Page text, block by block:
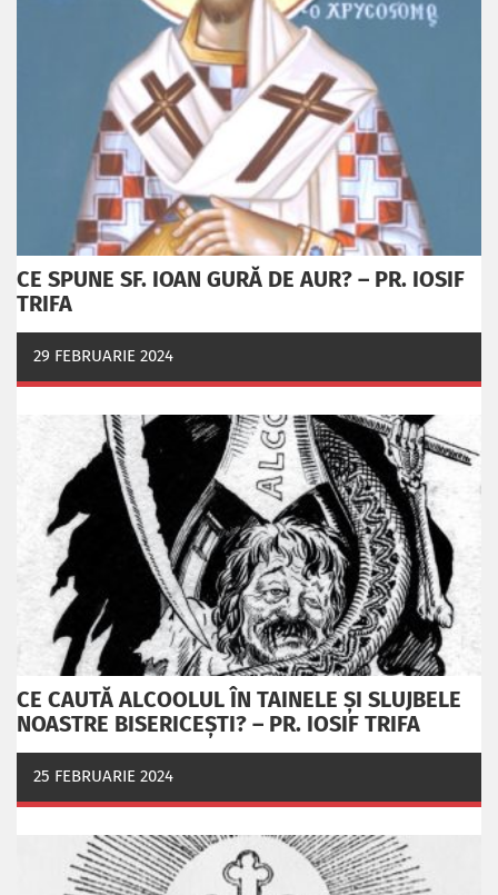
CE SPUNE SF. IOAN GURĂ DE AUR? – PR. IOSIF
TRIFA
29 FEBRUARIE 2024
CE CAUTĂ ALCOOLUL ÎN TAINELE ŞI SLUJBELE
NOASTRE BISERICEŞTI? – PR. IOSIF TRIFA
25 FEBRUARIE 2024